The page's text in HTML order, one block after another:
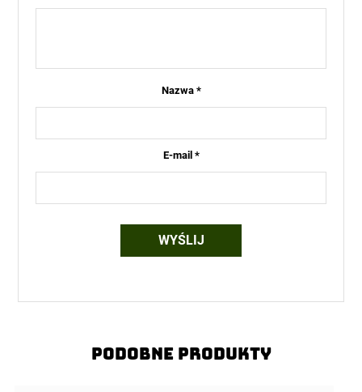
Nazwa *
E-mail *
Podobne produkty